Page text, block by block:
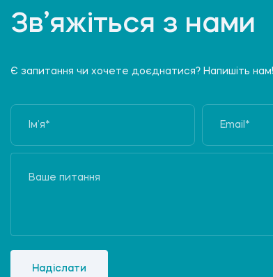
Зв’яжіться з нами
Є запитання чи хочете доєднатися? Напишіть нам!
Надіслати